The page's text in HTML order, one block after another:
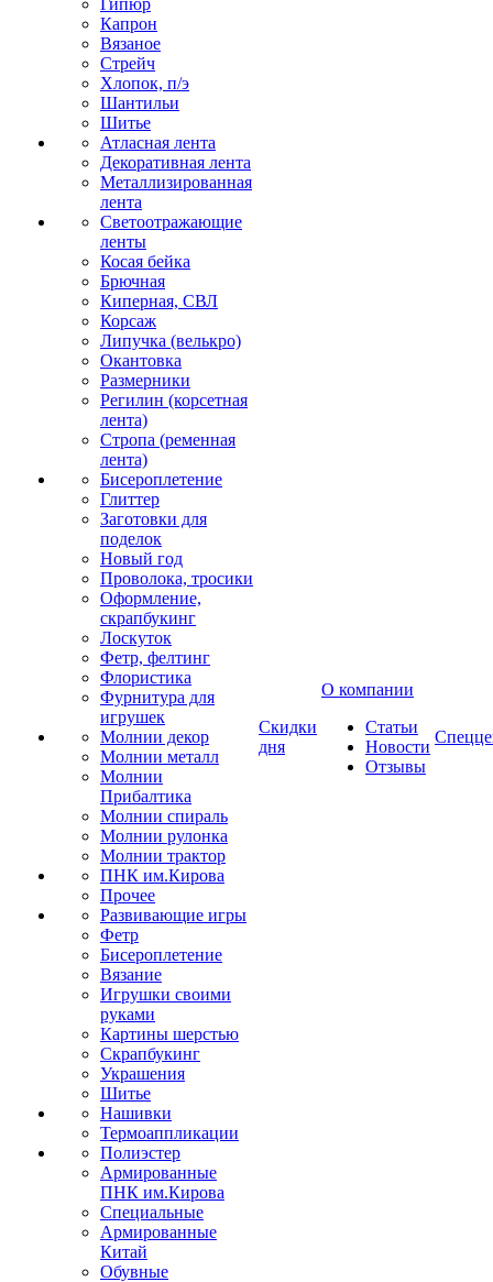
Гипюр
Капрон
Вязаное
Стрейч
Хлопок, п/э
Шантильи
Шитье
Атласная лента
Декоративная лента
Металлизированная
лента
Светоотражающие
ленты
Косая бейка
Брючная
Киперная, СВЛ
Корсаж
Липучка (велькро)
Окантовка
Размерники
Регилин (корсетная
лента)
Стропа (ременная
лента)
Бисероплетение
Глиттер
Заготовки для
поделок
Новый год
Проволока, тросики
Оформление,
скрапбукинг
Лоскуток
Фетр, фелтинг
Флористика
Фурнитура для
игрушек
Молнии декор
Молнии металл
Молнии
Прибалтика
Молнии спираль
Молнии рулонка
Молнии трактор
ПНК им.Кирова
Прочее
Развивающие игры
Фетр
Бисероплетение
Вязание
Игрушки своими
руками
Картины шерстью
Скрапбукинг
Украшения
Шитье
Нашивки
Термоаппликации
Полиэстер
Армированные
ПНК им.Кирова
Специальные
Армированные
Китай
Обувные
Скидки
дня
О компании
Статьи
Новости
Отзывы